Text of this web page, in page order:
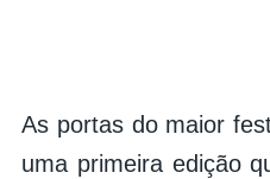
As portas do maior
uma primeira edição